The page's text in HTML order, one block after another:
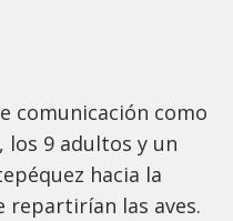
comunicación como
los 9 adultos y un
hacia la
repartirían las aves.